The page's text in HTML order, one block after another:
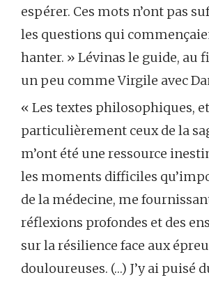
espérer. Ces mots n’ont pas
les questions qui
hanter. » Lévinas le guide, au
un peu comme Virgile avec
« Les textes philosophiques, et
particulièrement ceux de la
m’ont été une ressource
les moments difficiles
de la médecine, me
réflexions profondes et des
sur la résilience face aux
douloureuses. (…) J’y ai puisé